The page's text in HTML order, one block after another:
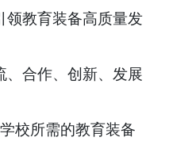
教育装备高质量发
合作、创新、发展
所需的教育装备